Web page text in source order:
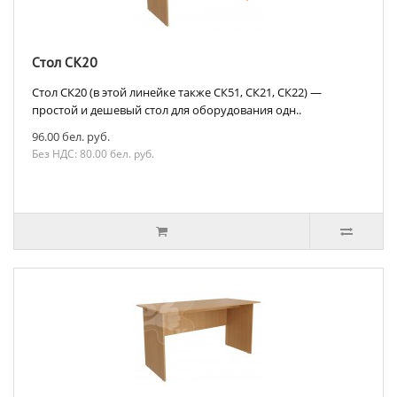
Стол СК20
Стол СК20 (в этой линейке также СК51, СК21, СК22) —
простой и дешевый стол для оборудования одн..
96.00 бел. руб.
Без НДС: 80.00 бел. руб.